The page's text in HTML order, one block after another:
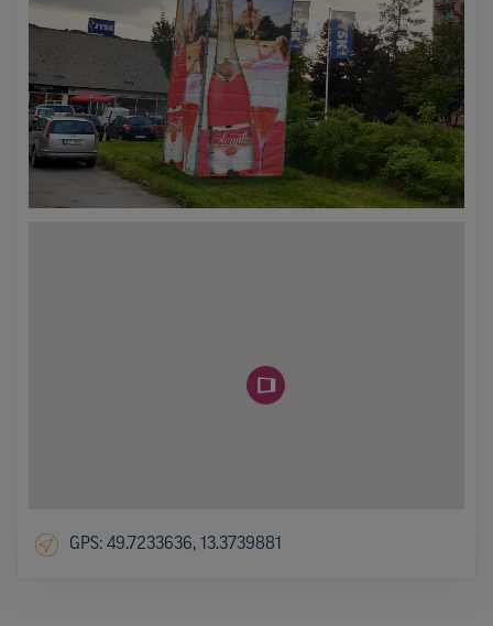
GPS: 49.7233636, 13.3739881